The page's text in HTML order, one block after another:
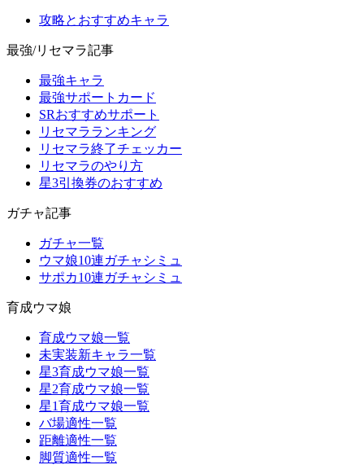
攻略とおすすめキャラ
最強/リセマラ記事
最強キャラ
最強サポートカード
SRおすすめサポート
リセマラランキング
リセマラ終了チェッカー
リセマラのやり方
星3引換券のおすすめ
ガチャ記事
ガチャ一覧
ウマ娘10連ガチャシミュ
サポカ10連ガチャシミュ
育成ウマ娘
育成ウマ娘一覧
未実装新キャラ一覧
星3育成ウマ娘一覧
星2育成ウマ娘一覧
星1育成ウマ娘一覧
バ場適性一覧
距離適性一覧
脚質適性一覧